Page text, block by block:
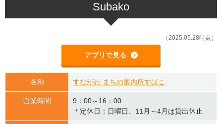
Subako
（2025.05.28時点）
アプリで見る
名称 すながわ まちの案内所すばこ
営業時間
9：00～16：00
＊定休日：日曜日、11月～4月は貸出休止